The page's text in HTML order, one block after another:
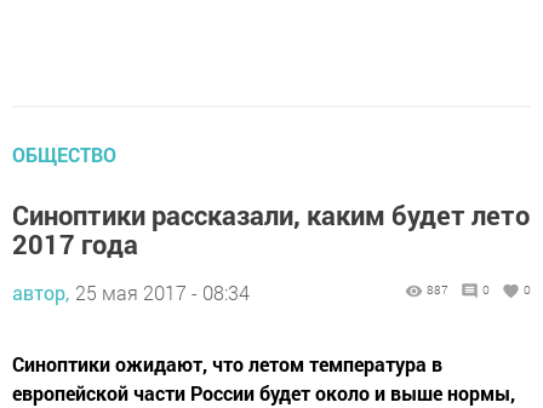
ОБЩЕСТВО
Синоптики рассказали, каким будет лето
2017 года
автор, 25 мая 2017 - 08:34 887 0 0
Синоптики ожидают, что летом температура в
европейской части России будет около и выше нормы,